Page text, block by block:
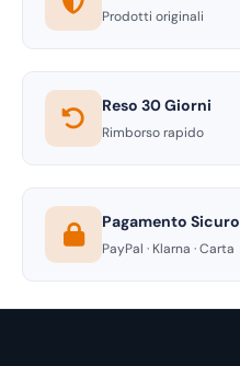
Prodotti originali
Reso 30 Giorni
Rimborso rapido
Pagamento Sicuro
PayPal · Klarna · Carta